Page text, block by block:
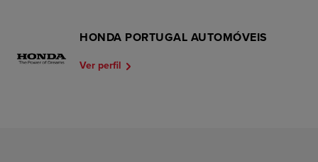
HONDA PORTUGAL AUTOMÓVEIS
Ver perfil